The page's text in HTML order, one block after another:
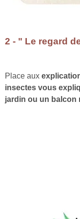
2 - " Le regard
Place aux
insectes vous
jardin ou un balcon